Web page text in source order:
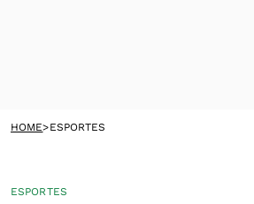
HOME>ESPORTES
ESPORTES